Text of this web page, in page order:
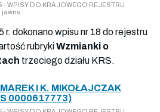
WPISY DO KRAJOWEGO REJESTRU
jawne
r. dokonano wpisu nr 18 do rejestru
rubrykiWzmianki o
trzeciego działu KRS.
I K. MIKOŁAJCZAK
0000617773)